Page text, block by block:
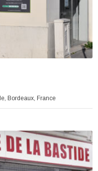
Bordeaux, France